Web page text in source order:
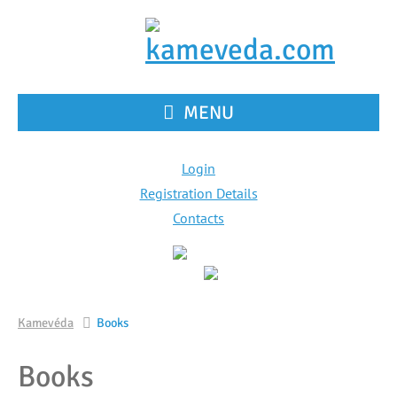
MENU
Login
Registration Details
Contacts
Kamevéda Books
Books